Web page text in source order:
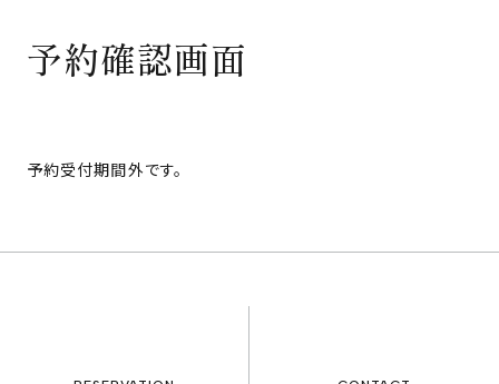
SERVICE
PROJECTS
予約確認画面
予約受付期間外です。